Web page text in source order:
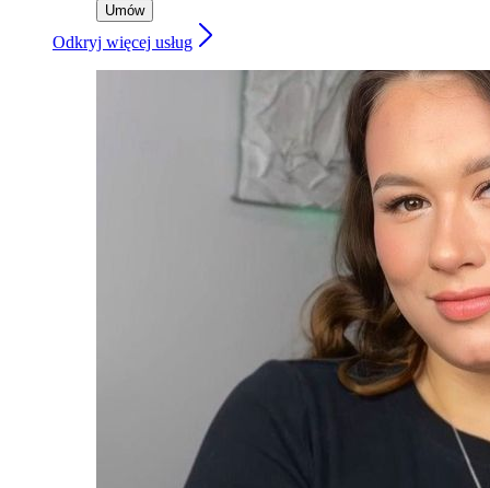
Umów
Odkryj więcej usług